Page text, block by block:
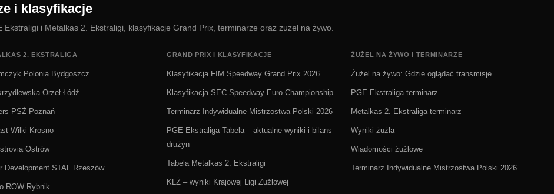
i klasyfikacje
i Metalkas 2. Ekstraligi, klasyfikacje Grand Prix, terminarze oraz żużel na żywo.
2. EKSTRALIGA
Polonia Bydgoszcz
Orzeł Łódź
PSŻ Poznań
Wilki Krosno
Ostrów
Development STAL Rzeszów
ROW Rybnik
GRAND PRIX I KLASYFIKACJE
Klasyfikacja FIM Speedway Grand Prix 2026
Klasyfikacja SEC Speedway Euro Championship
Terminarz Indywidualne Mistrzostwa Polski 2026
PGE Ekstraliga Tabela – aktualne wyniki i bilans
drużyn
Tabela Metalkas 2. Ekstraligi
KLŻ – wyniki Krajowej Ligi Żużlowej
ŻUŻEL NA ŻYWO I TERMINARZE
Żużel na żywo: Gdzie oglądać transmisje
PGE Ekstraliga terminarz
Metalkas 2. Ekstraliga terminarz
Wyniki żużla
Wiadomości żużlowe
Terminarz Indywidualne Mistrzostwa Polski 2026